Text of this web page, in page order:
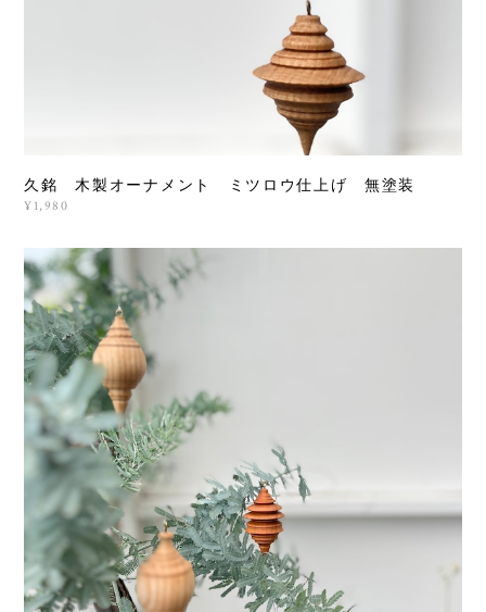
久銘 木製オーナメント ミツロウ仕上げ 無塗装
¥1,980